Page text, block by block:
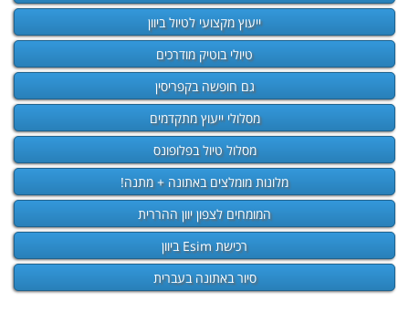
ייעוץ מקצועי לטיול ביוון
טיולי בוטיק מודרכים
גם חופשה בקפריסין
מסלולי ייעוץ מתקדמים
מסלול טיול בפלופונס
מלונות מומלצים באתונה + מתנה!
המומחים לצפון יוון ההררית
רכישת Esim ביוון
סיור באתונה בעברית